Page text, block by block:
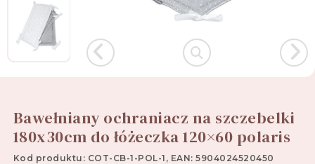
Bawełniany ochraniacz na szczebelki
180x30cm do łóżeczka 120×60 polaris
Kod produktu: COT-CB-1-POL-1, EAN: 5904024520450